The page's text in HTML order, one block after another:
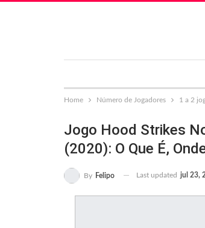
Home Número de Jogadores 1 a 2
Jogo Hood Strikes
(2020): O Que É,
By Felipo Last updated jul 23,